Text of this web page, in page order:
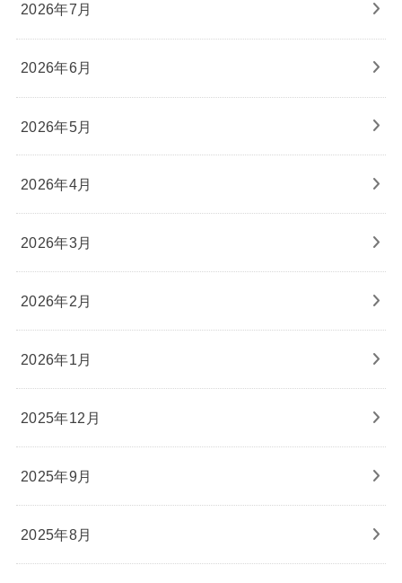
2026年7月
2026年6月
2026年5月
2026年4月
2026年3月
2026年2月
2026年1月
2025年12月
2025年9月
2025年8月